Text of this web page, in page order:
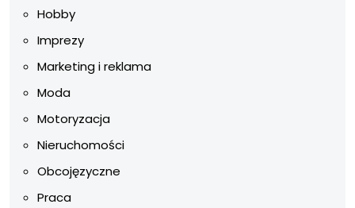
Hobby
Imprezy
Marketing i reklama
Moda
Motoryzacja
Nieruchomości
Obcojęzyczne
Praca